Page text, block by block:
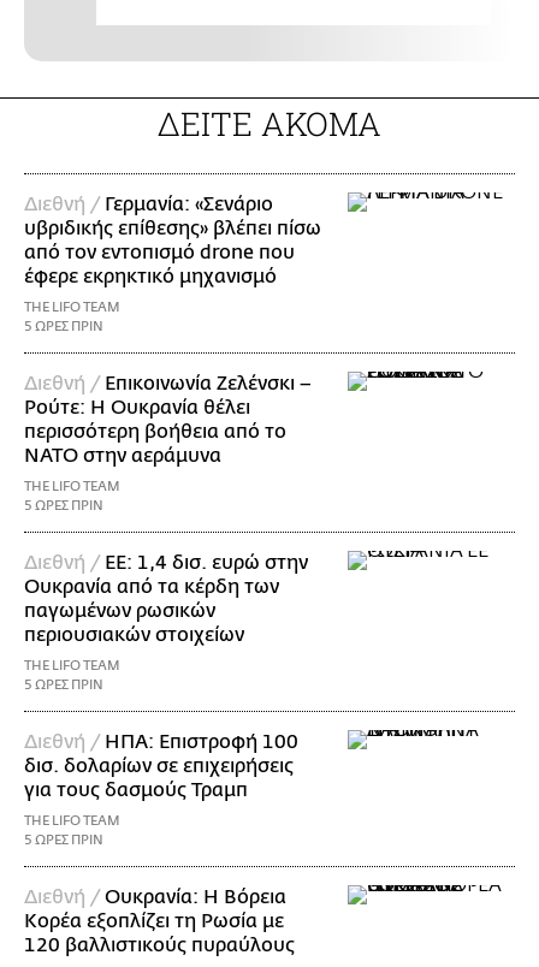
ΔΕΙΤΕ ΑΚΟΜΑ
Διεθνή / Γερμανία: «Σενάριο
υβριδικής επίθεσης» βλέπει πίσω
από τον εντοπισμό drone που
έφερε εκρηκτικό μηχανισμό
THE LIFO TEAM
5 ΩΡΕΣ ΠΡΙΝ
Διεθνή / Επικοινωνία Ζελένσκι –
Ρούτε: Η Ουκρανία θέλει
περισσότερη βοήθεια από το
ΝΑΤΟ στην αεράμυνα
THE LIFO TEAM
5 ΩΡΕΣ ΠΡΙΝ
Διεθνή / ΕΕ: 1,4 δισ. ευρώ στην
Ουκρανία από τα κέρδη των
παγωμένων ρωσικών
περιουσιακών στοιχείων
THE LIFO TEAM
5 ΩΡΕΣ ΠΡΙΝ
Διεθνή / ΗΠΑ: Επιστροφή 100
δισ. δολαρίων σε επιχειρήσεις
για τους δασμούς Τραμπ
THE LIFO TEAM
5 ΩΡΕΣ ΠΡΙΝ
Διεθνή / Ουκρανία: Η Βόρεια
Κορέα εξοπλίζει τη Ρωσία με
120 βαλλιστικούς πυραύλους